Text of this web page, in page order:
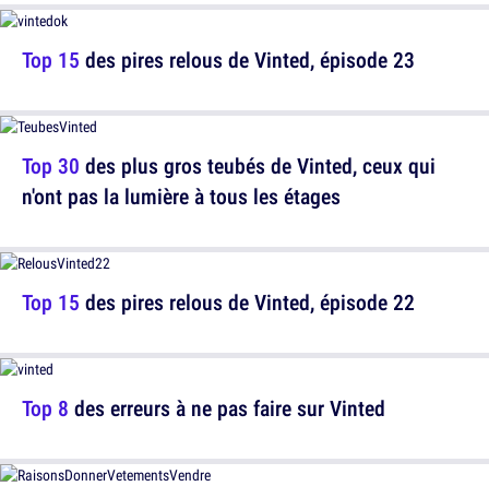
Top 15 des pires relous de Vinted, épisode 23
Top 15 des pires relous de Vinted, épisode 22
Top 30 des plus gros teubés de Vinted, ceux qui
n'ont pas la lumière à tous les étages
Top 8 des erreurs à ne pas faire sur Vinted